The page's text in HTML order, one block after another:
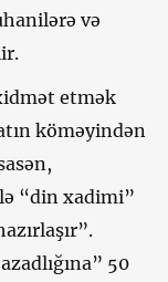
və
etmək
köməyindən
“din xadimi”
50